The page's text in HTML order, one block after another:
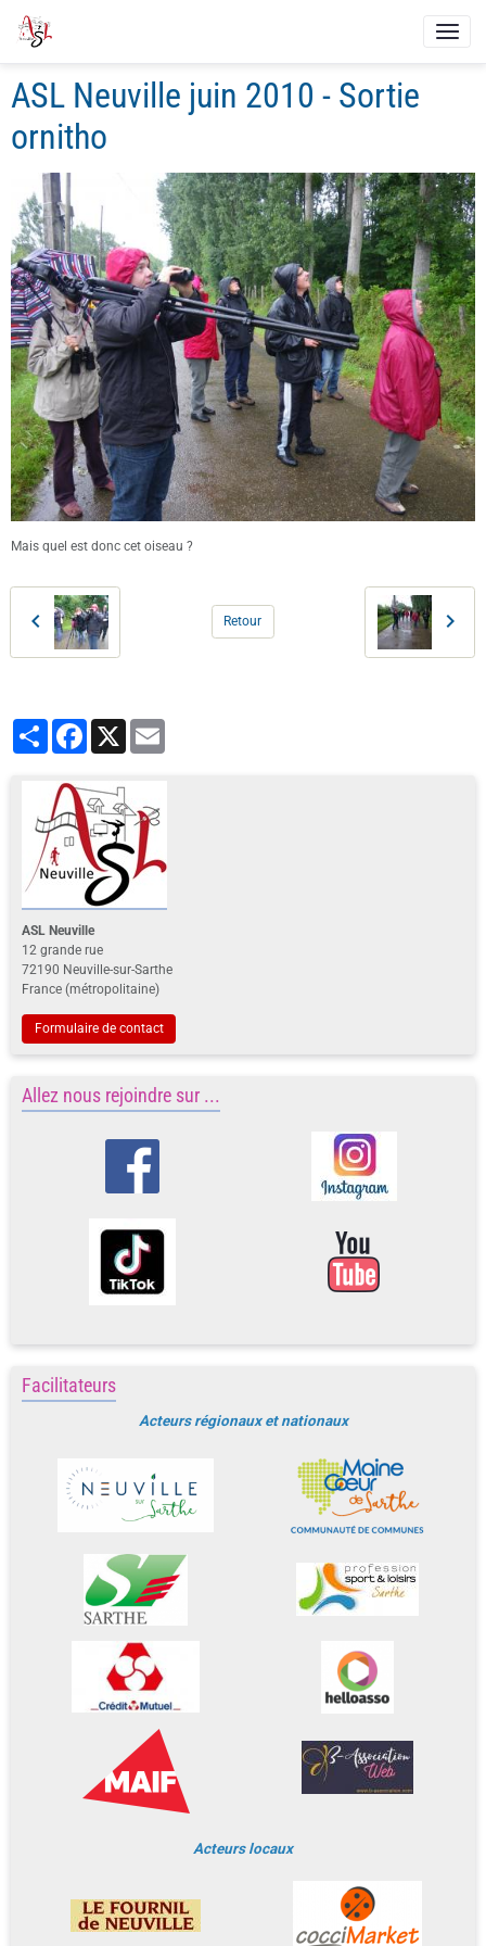
ASL Neuville juin 2010 - Sortie
ornitho
Mais quel est donc cet oiseau ?
Retour
PartagerFacebook
X
ASL Neuville
12 grande rue
72190 Neuville-sur-Sarthe
France (métropolitaine)
Formulaire de contact
Allez nous rejoindre sur ...
Facilitateurs
Acteurs régionaux et nationaux
Acteurs locaux